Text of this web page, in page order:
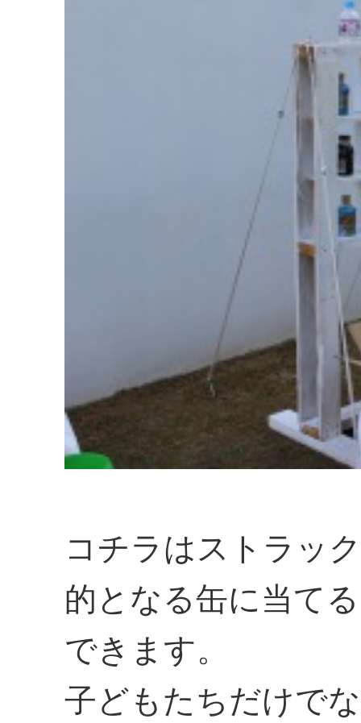
コチラはストラッ
的となる缶に当て
できます。
子どもたちだけで